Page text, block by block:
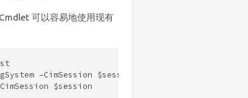
可以容易地使用现有
–CimSession $session